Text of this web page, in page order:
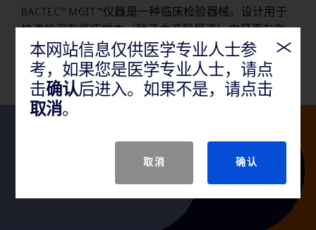
BACTEC™ MGIT™仪器是一种临床检验器械。设计用于
快速检测在临床样本（除了血液和尿液）中是否存在
分枝杆菌。
本网站信息仅供医学专业人士参
考，如果您是医学专业人士，请点
击确认后进入。如果不是，请点击
取消。
取消 确认